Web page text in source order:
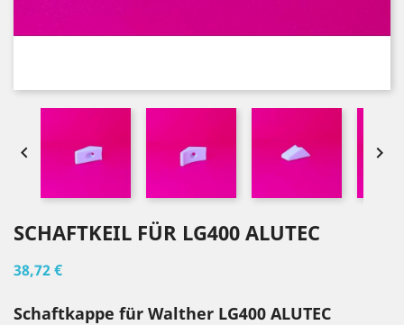
 
SCHAFTKEIL FÜR LG400 ALUTEC
38,72 €
Schaftkappe für Walther LG400 ALUTEC